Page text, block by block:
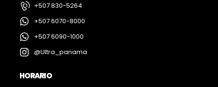
+507 830-5264
+507 6070-8000
+507 6090-1000
@Ultra_panama
HORARIO